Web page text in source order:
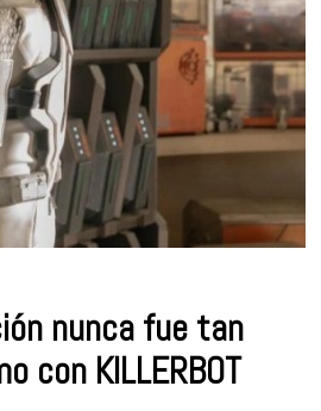
nunca fue tan
con KILLERBOT